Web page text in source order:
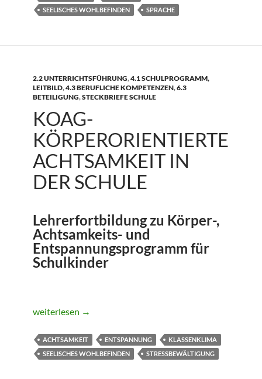
SEELISCHES WOHLBEFINDEN
SPRACHE
2.2 UNTERRICHTSFÜHRUNG,4.1 SCHULPROGRAMM,
LEITBILD,4.3 BERUFLICHE KOMPETENZEN,6.3
BETEILIGUNG,STECKBRIEFE SCHULE
KOAG-
KÖRPERORIENTIERTE
ACHTSAMKEIT IN
DER SCHULE
Lehrerfortbildung zu Körper-,
Achtsamkeits- und
Entspannungsprogramm für
Schulkinder
KOAG- KörperOrientierte Achtsamkeit in der Schule
weiterlesen →
ACHTSAMKEIT ENTSPANNUNG
KLASSENKLIMA
SEELISCHES WOHLBEFINDEN
STRESSBEWÄLTIGUNG